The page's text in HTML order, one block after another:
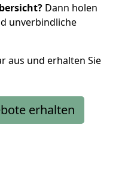
Dann holen
unverbindliche
aus und erhalten Sie
erhalten